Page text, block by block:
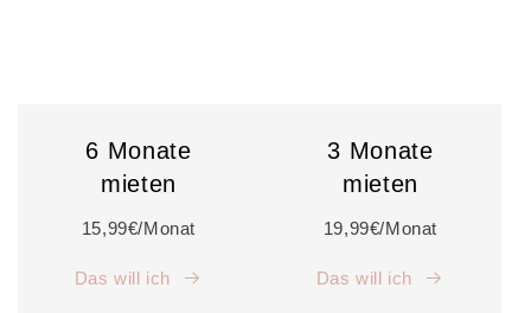
6 Monate
mieten
15,99€/Monat
Das will ich
3 Monate
mieten
19,99€/Monat
Das will ich